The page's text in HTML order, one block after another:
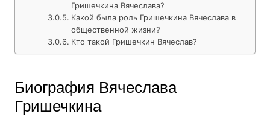
Гришечкина Вячеслава?
Какой была роль Гришечкина Вячеслава в
общественной жизни?
Кто такой Гришечкин Вячеслав?
Биография Вячеслава
Гришечкина